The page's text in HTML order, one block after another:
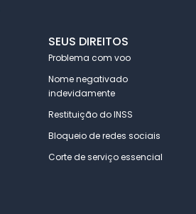
SEUS DIREITOS
Problema com voo
Nome negativado
indevidamente
Restituição do INSS
Bloqueio de redes sociais
Corte de serviço essencial